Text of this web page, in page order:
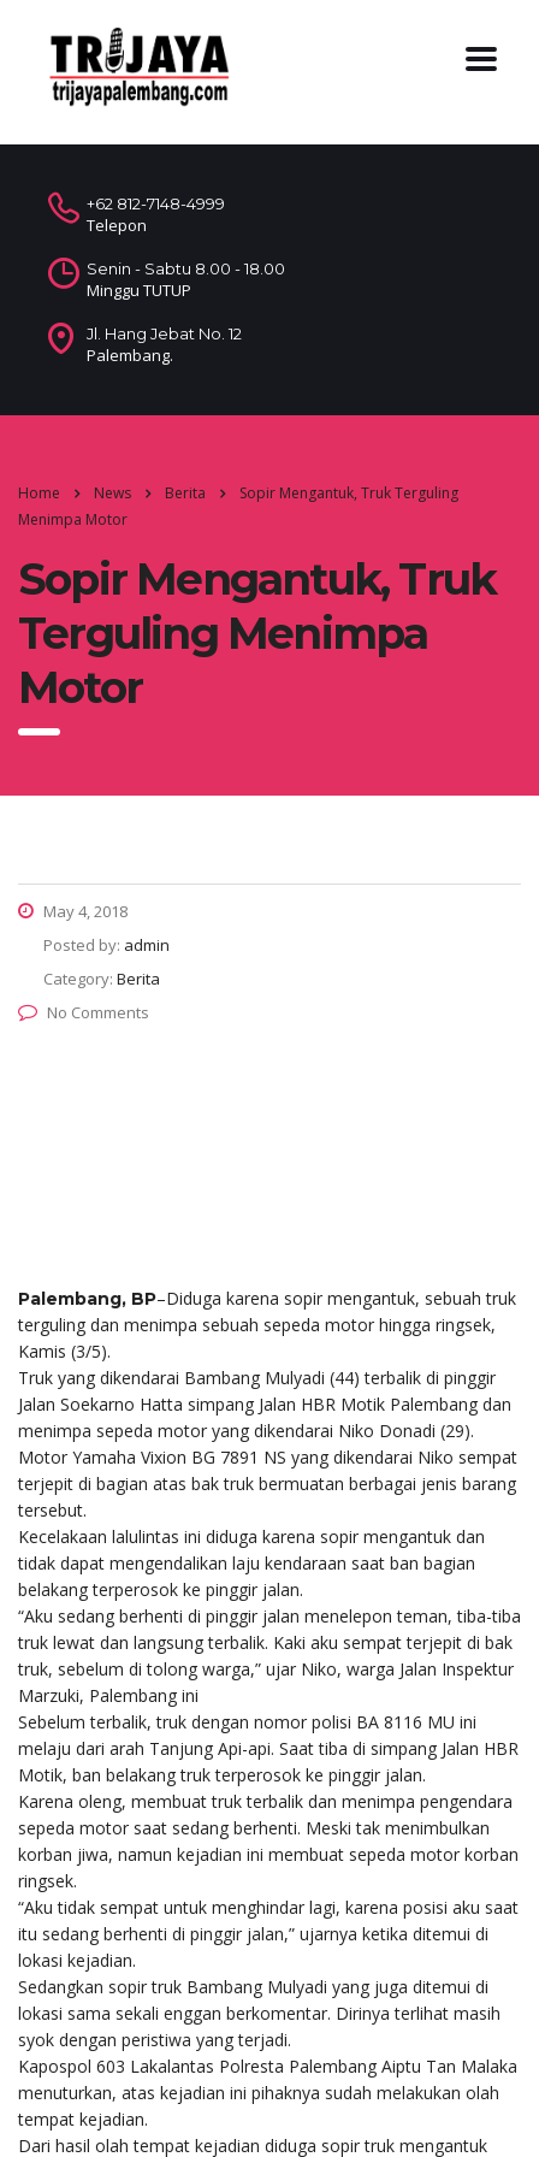
+62 812-7148-4999
Telepon
Senin - Sabtu 8.00 - 18.00
Minggu TUTUP
Jl. Hang Jebat No. 12
Palembang.
Home News Berita
Sopir Mengantuk, Truk Terguling
Menimpa Motor
Sopir Mengantuk, Truk
Terguling Menimpa
Motor
May 4, 2018
Posted by: admin
Category: Berita
No Comments
Palembang, BP–Diduga karena sopir mengantuk, sebuah truk
terguling dan menimpa sebuah sepeda motor hingga ringsek,
Kamis (3/5).
Truk yang dikendarai Bambang Mulyadi (44) terbalik di pinggir
Jalan Soekarno Hatta simpang Jalan HBR Motik Palembang dan
menimpa sepeda motor yang dikendarai Niko Donadi (29).
Motor Yamaha Vixion BG 7891 NS yang dikendarai Niko sempat
terjepit di bagian atas bak truk bermuatan berbagai jenis barang
tersebut.
Kecelakaan lalulintas ini diduga karena sopir mengantuk dan
tidak dapat mengendalikan laju kendaraan saat ban bagian
belakang terperosok ke pinggir jalan.
“Aku sedang berhenti di pinggir jalan menelepon teman, tiba-tiba
truk lewat dan langsung terbalik. Kaki aku sempat terjepit di bak
truk, sebelum di tolong warga,” ujar Niko, warga Jalan Inspektur
Marzuki, Palembang ini
Sebelum terbalik, truk dengan nomor polisi BA 8116 MU ini
melaju dari arah Tanjung Api-api. Saat tiba di simpang Jalan HBR
Motik, ban belakang truk terperosok ke pinggir jalan.
Karena oleng, membuat truk terbalik dan menimpa pengendara
sepeda motor saat sedang berhenti. Meski tak menimbulkan
korban jiwa, namun kejadian ini membuat sepeda motor korban
ringsek.
“Aku tidak sempat untuk menghindar lagi, karena posisi aku saat
itu sedang berhenti di pinggir jalan,” ujarnya ketika ditemui di
lokasi kejadian.
Sedangkan sopir truk Bambang Mulyadi yang juga ditemui di
lokasi sama sekali enggan berkomentar. Dirinya terlihat masih
syok dengan peristiwa yang terjadi.
Kapospol 603 Lakalantas Polresta Palembang Aiptu Tan Malaka
menuturkan, atas kejadian ini pihaknya sudah melakukan olah
tempat kejadian.
Dari hasil olah tempat kejadian diduga sopir truk mengantuk